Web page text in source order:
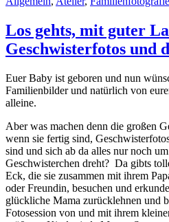
Los gehts, mit guter
Geschwisterfotos und
Euer Baby ist geboren und nun
Familienbilder und natürlich von
alleine.
Aber was machen denn die großen
wenn sie fertig sind,
sind und sich ab da alles nur noch
Geschwisterchen dreht? Da gibts
Eck, die sie zusammen mit ihrem
oder Freundin, besuchen und
glückliche Mama zurücklehnen und
Fotosession von und mit ihrem